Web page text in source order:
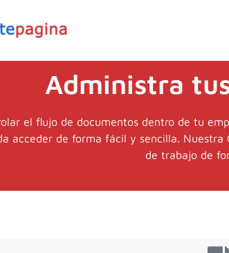
Administra
el flujo de documentos dentro de tu
acceder de forma fácil y sencilla.
de trabajo de